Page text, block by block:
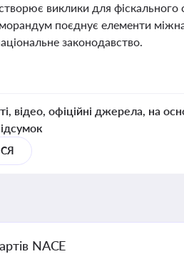
виклики для фіскального
поєднує елементи
законодавство.
відео, офіційні джерела, на
NACE